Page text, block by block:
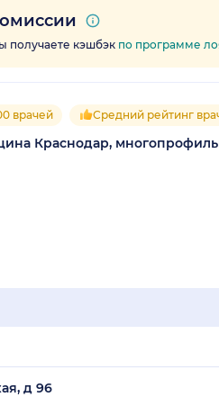
получаете кэшбэк по программе
врачей Средний рейтинг
Краснодар,
д 96